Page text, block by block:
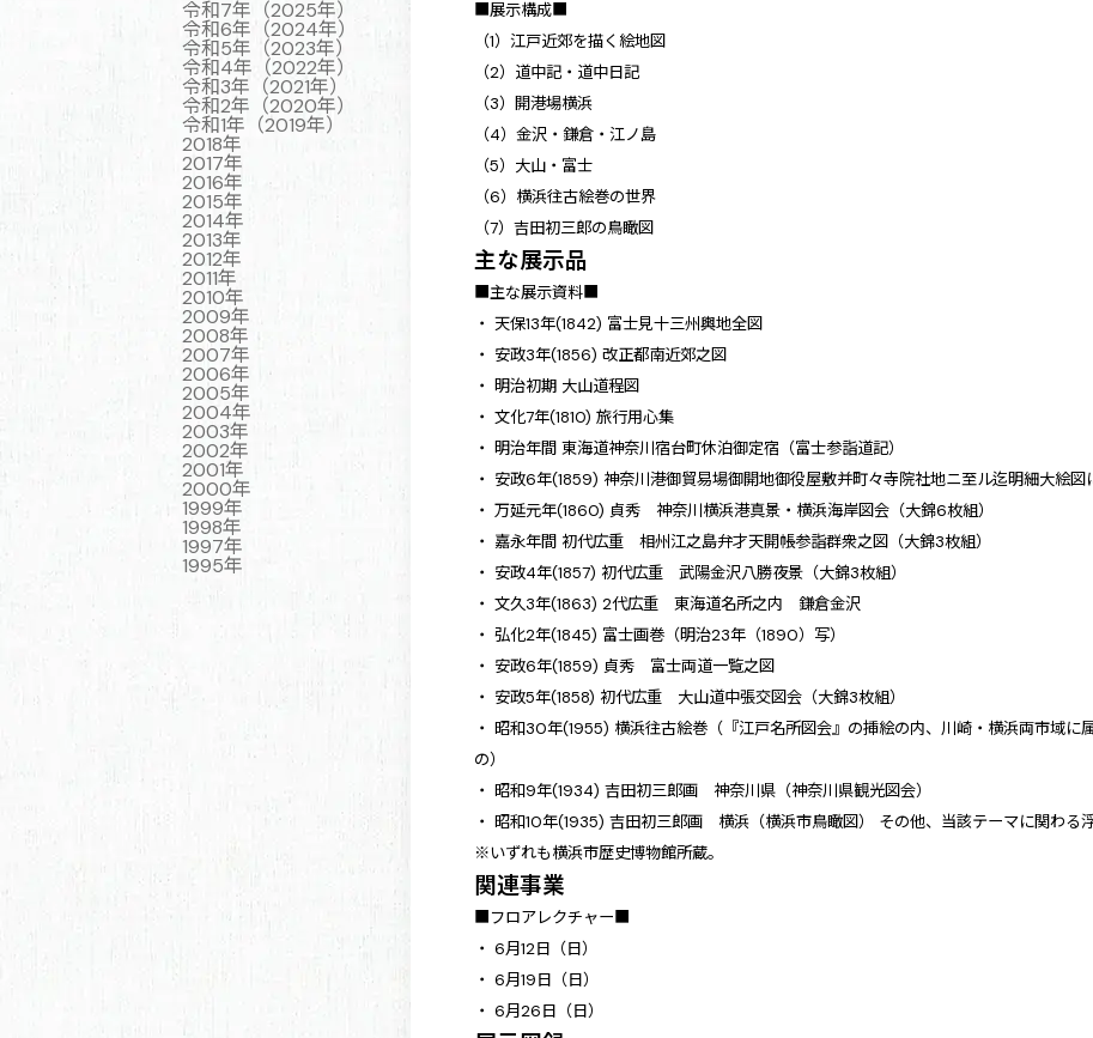
■展示構成■
（1）江戸近郊を描く絵地図
（2）道中記・道中日記
（3）開港場横浜
（4）金沢・鎌倉・江ノ島
（5）大山・富士
（6）横浜往古絵巻の世界
（7）吉田初三郎の鳥瞰図
主な展示品
■主な展示資料■
・ 天保13年(1842) 富士見十三州輿地全図
・ 安政3年(1856) 改正都南近郊之図
・ 明治初期 大山道程図
・ 文化7年(1810) 旅行用心集
・ 明治年間 東海道神奈川宿台町休泊御定宿（富士参詣道記）
・ 安政6年(1859) 神奈川港御貿易場御開地御役屋敷并町々寺院社地ニ至ル迄明細大絵図
・ 万延元年(1860) 貞秀 神奈川横浜港真景・横浜海岸図会（大錦6枚組）
・ 嘉永年間 初代広重 相州江之島弁才天開帳参詣群衆之図（大錦3枚組）
・ 安政4年(1857) 初代広重 武陽金沢八勝夜景（大錦3枚組）
・ 文久3年(1863) 2代広重 東海道名所之内 鎌倉金沢
・ 弘化2年(1845) 富士画巻（明治23年（1890）写）
・ 安政6年(1859) 貞秀 富士両道一覧之図
・ 安政5年(1858) 初代広重 大山道中張交図会（大錦3枚組）
・ 昭和30年(1955) 横浜往古絵巻（『江戸名所図会』の挿絵の内、川崎・横浜両市域に
の）
・ 昭和9年(1934) 吉田初三郎画 神奈川県（神奈川県観光図会）
・ 昭和10年(1935) 吉田初三郎画 横浜（横浜市鳥瞰図） その他、当該テーマに関わ
※いずれも横浜市歴史博物館所蔵。
関連事業
■フロアレクチャー■
・ 6月12日（日）
・ 6月19日（日）
・ 6月26日（日）
令和7年（2025年）
令和6年（2024年）
令和5年（2023年）
令和4年（2022年）
令和3年（2021年）
令和2年（2020年）
令和1年（2019年）
2018年
2017年
2016年
2015年
2014年
2013年
2012年
2011年
2010年
2009年
2008年
2007年
2006年
2005年
2004年
2003年
2002年
2001年
2000年
1999年
1998年
1997年
1995年